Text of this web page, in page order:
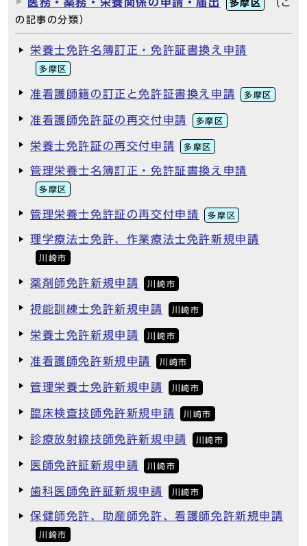
多摩区
（こ
の記事の分類）
栄養士免許名簿訂正・免許証書換え申請
多摩区
准看護師籍の訂正と免許証書換え申請 多摩区
准看護師免許証の再交付申請 多摩区
栄養士免許証の再交付申請 多摩区
管理栄養士名簿訂正・免許証書換え申請
多摩区
管理栄養士免許証の再交付申請 多摩区
理学療法士免許、作業療法士免許新規申請
川崎市
薬剤師免許新規申請 川崎市
視能訓練士免許新規申請 川崎市
栄養士免許新規申請 川崎市
准看護師免許新規申請 川崎市
管理栄養士免許新規申請 川崎市
臨床検査技師免許新規申請 川崎市
診療放射線技師免許新規申請 川崎市
医師免許証新規申請 川崎市
歯科医師免許証新規申請 川崎市
保健師免許、助産師免許、看護師免許新規申請
川崎市